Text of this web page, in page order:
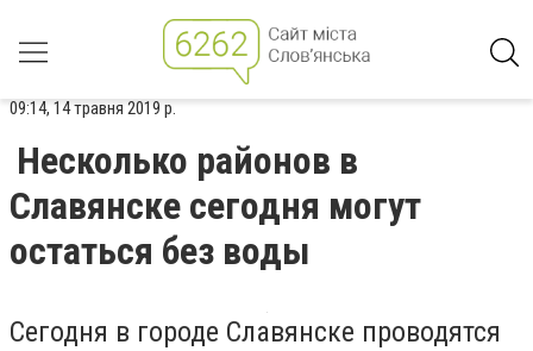
09:14, 14 травня 2019 р.
Несколько районов в
Славянске сегодня могут
остаться без воды
Сегодня в городе Славянске проводятся